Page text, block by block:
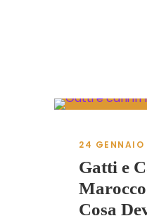
24 GENNAIO
Gatti e
Cosa